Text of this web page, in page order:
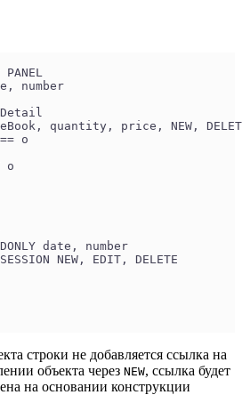
PANEL
number
quantity, price, NEW,
o
o
date, number
NEW, EDIT, DELETE
строки не добавляется ссылка на
объекта через NEW, ссылка будет
на основании конструкции